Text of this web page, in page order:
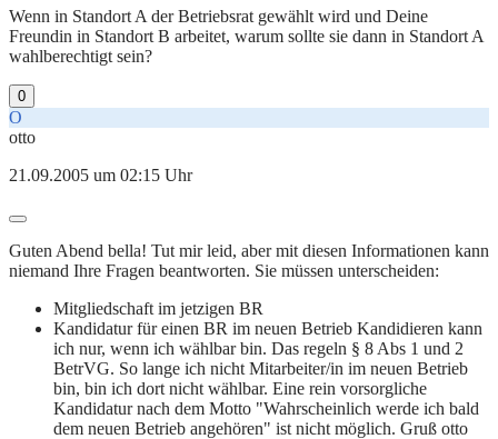
Wenn in Standort A der Betriebsrat gewählt wird und Deine
Freundin in Standort B arbeitet, warum sollte sie dann in Standort A
wahlberechtigt sein?
0
O
otto
21.09.2005 um 02:15 Uhr
Guten Abend bella! Tut mir leid, aber mit diesen Informationen kann
niemand Ihre Fragen beantworten. Sie müssen unterscheiden:
Mitgliedschaft im jetzigen BR
Kandidatur für einen BR im neuen Betrieb Kandidieren kann
ich nur, wenn ich wählbar bin. Das regeln § 8 Abs 1 und 2
BetrVG. So lange ich nicht Mitarbeiter/in im neuen Betrieb
bin, bin ich dort nicht wählbar. Eine rein vorsorgliche
Kandidatur nach dem Motto "Wahrscheinlich werde ich bald
dem neuen Betrieb angehören" ist nicht möglich. Gruß otto